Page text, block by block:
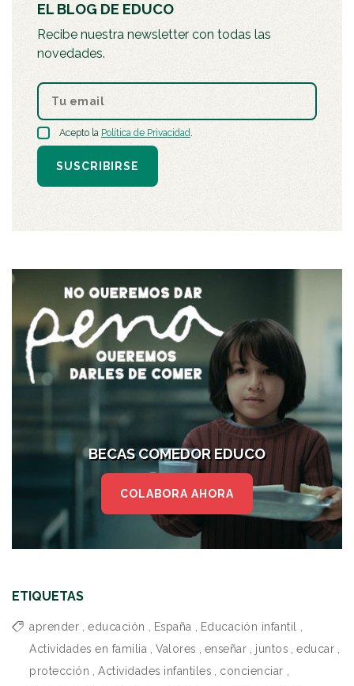
EL BLOG DE EDUCO
Recibe nuestra newsletter con todas las
novedades.
Acepto la Política de Privacidad.
SUSCRIBIRSE
BECAS COMEDOR EDUCO
COLABORA AHORA
ETIQUETAS
aprender , educación , España , Educación infantil ,
Actividades en familia , Valores , enseñar , juntos , educar ,
protección , Actividades infantiles , concienciar ,